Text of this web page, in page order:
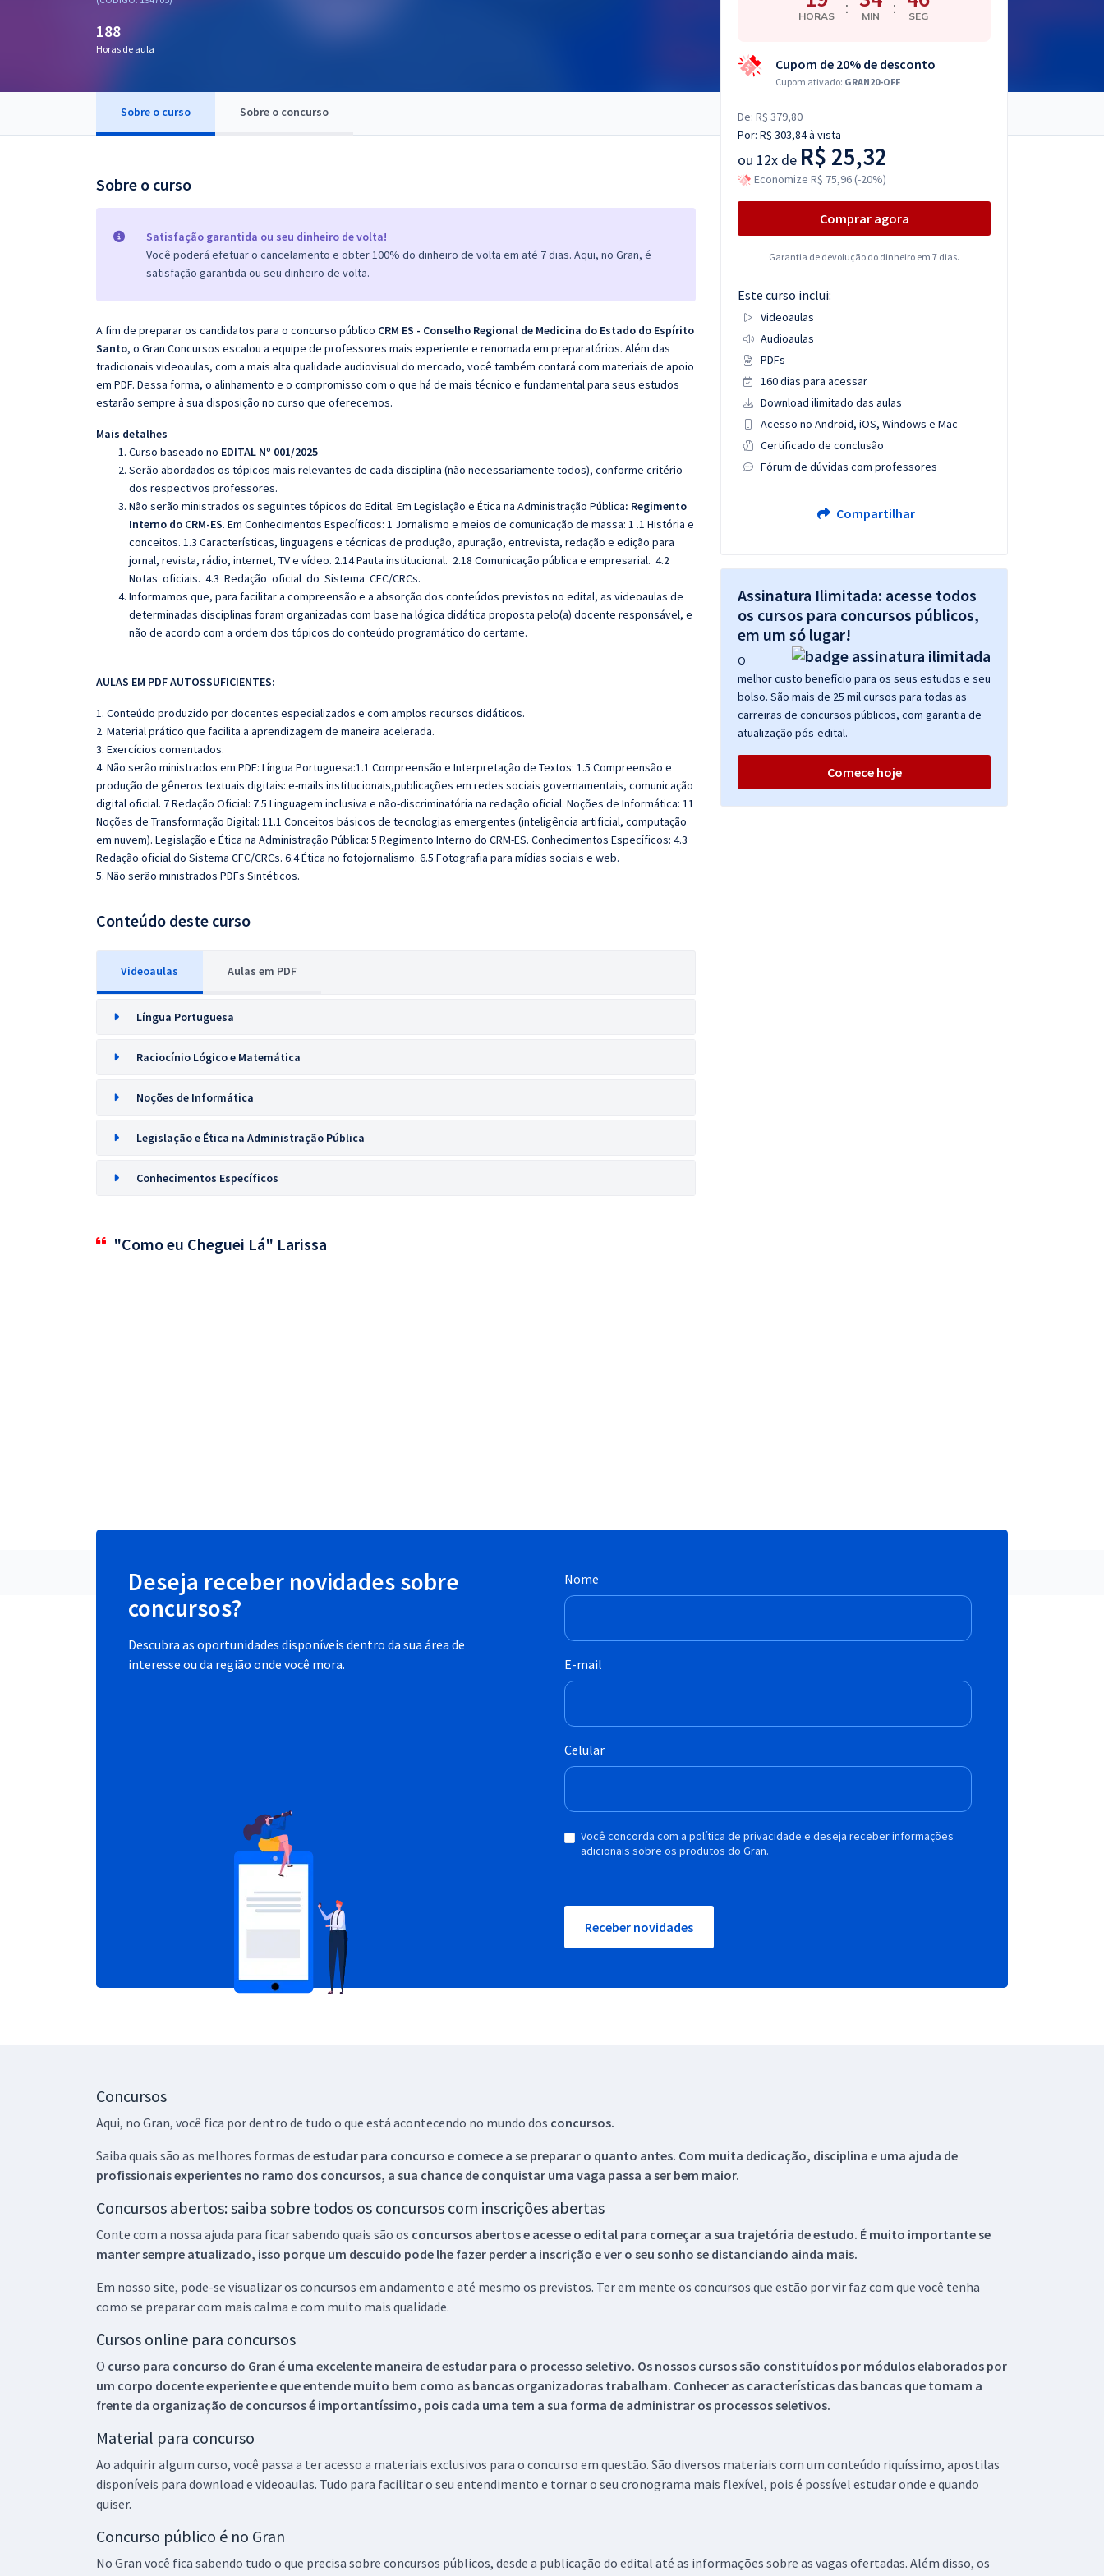
OAB
188
Horas de aula
Sobre o curso Sobre o concurso
Sobre o curso
Satisfação garantida ou seu dinheiro de volta!
Você poderá efetuar o cancelamento e obter 100% do dinheiro de volta em até 7 dias. Aqui, no Gran, é
satisfação garantida ou seu dinheiro de volta.
A fim de preparar os candidatos para o concurso público CRM ES - Conselho Regional de Medicina do Estado do Espírito
Santo, o Gran Concursos escalou a equipe de professores mais experiente e renomada em preparatórios. Além das
tradicionais videoaulas, com a mais alta qualidade audiovisual do mercado, você também contará com materiais de apoio
em PDF. Dessa forma, o alinhamento e o compromisso com o que há de mais técnico e fundamental para seus estudos
estarão sempre à sua disposição no curso que oferecemos.
Mais detalhes
Curso baseado no EDITAL Nº 001/2025
Serão abordados os tópicos mais relevantes de cada disciplina (não necessariamente todos), conforme critério
dos respectivos professores.
Não serão ministrados os seguintes tópicos do Edital: Em Legislação e Ética na Administração Pública: Regimento
Interno do CRM-ES. Em Conhecimentos Específicos: 1 Jornalismo e meios de comunicação de massa: 1 .1 História e
conceitos. 1.3 Características, linguagens e técnicas de produção, apuração, entrevista, redação e edição para
jornal, revista, rádio, internet, TV e vídeo. 2.14 Pauta institucional. 2.18 Comunicação pública e empresarial. 4.2
Notas oficiais. 4.3 Redação oficial do Sistema CFC/CRCs.
Informamos que, para facilitar a compreensão e a absorção dos conteúdos previstos no edital, as videoaulas de
determinadas disciplinas foram organizadas com base na lógica didática proposta pelo(a) docente responsável, e
não de acordo com a ordem dos tópicos do conteúdo programático do certame.
AULAS EM PDF AUTOSSUFICIENTES:
1. Conteúdo produzido por docentes especializados e com amplos recursos didáticos.
2. Material prático que facilita a aprendizagem de maneira acelerada.
3. Exercícios comentados.
4. Não serão ministrados em PDF: Língua Portuguesa:1.1 Compreensão e Interpretação de Textos: 1.5 Compreensão e
produção de gêneros textuais digitais: e-mails institucionais,publicações em redes sociais governamentais, comunicação
digital oficial. 7 Redação Oficial: 7.5 Linguagem inclusiva e não-discriminatória na redação oficial. Noções de Informática: 11
Noções de Transformação Digital: 11.1 Conceitos básicos de tecnologias emergentes (inteligência artificial, computação
em nuvem). Legislação e Ética na Administração Pública: 5 Regimento Interno do CRM-ES. Conhecimentos Específicos: 4.3
Redação oficial do Sistema CFC/CRCs. 6.4 Ética no fotojornalismo. 6.5 Fotografia para mídias sociais e web.
5. Não serão ministrados PDFs Sintéticos.
Conteúdo deste curso
Videoaulas Aulas em PDF
Língua Portuguesa
Raciocínio Lógico e Matemática
Noções de Informática
Legislação e Ética na Administração Pública
Conhecimentos Específicos
"Como eu Cheguei Lá" Larissa
HORAS : MIN : SEG
Cupom de 20% de desconto
Cupom ativado: GRAN20-OFF
De: R$ 379,80
Por: R$ 303,84à vista
ou 12x de R$ 25,32
Economize R$ 75,96 (-20%)
Comprar agora
Garantia de devolução do dinheiro em 7 dias.
Este curso inclui:
Videoaulas
Audioaulas
PDFs
160 dias para acessar
Download ilimitado das aulas
Acesso no Android, iOS, Windows e Mac
Certificado de conclusão
Fórum de dúvidas com professores
Compartilhar
Assinatura Ilimitada: acesse todos
os cursos para concursos públicos,
em um só lugar!
O
melhor custo benefício para os seus estudos e seu
bolso. São mais de 25 mil cursos para todas as
carreiras de concursos públicos, com garantia de
atualização pós-edital.
Comece hoje
Deseja receber novidades sobre
concursos?
Descubra as oportunidades disponíveis dentro da sua área de
interesse ou da região onde você mora.
Nome
E-mail
Celular
Você concorda com a política de privacidade e deseja receber informações
adicionais sobre os produtos do Gran.
Receber novidades
Concursos
Aqui, no Gran, você fica por dentro de tudo o que está acontecendo no mundo dos concursos.
Saiba quais são as melhores formas de estudar para concurso e comece a se preparar o quanto antes. Com muita dedicação, disciplina e uma ajuda de
profissionais experientes no ramo dos concursos, a sua chance de conquistar uma vaga passa a ser bem maior.
Concursos abertos: saiba sobre todos os concursos com inscrições abertas
Conte com a nossa ajuda para ficar sabendo quais são os concursos abertos e acesse o edital para começar a sua trajetória de estudo. É muito importante se
manter sempre atualizado, isso porque um descuido pode lhe fazer perder a inscrição e ver o seu sonho se distanciando ainda mais.
Em nosso site, pode-se visualizar os concursos em andamento e até mesmo os previstos. Ter em mente os concursos que estão por vir faz com que você tenha
como se preparar com mais calma e com muito mais qualidade.
Cursos online para concursos
O curso para concurso do Gran é uma excelente maneira de estudar para o processo seletivo. Os nossos cursos são constituídos por módulos elaborados por
um corpo docente experiente e que entende muito bem como as bancas organizadoras trabalham. Conhecer as características das bancas que tomam a
frente da organização de concursos é importantíssimo, pois cada uma tem a sua forma de administrar os processos seletivos.
Material para concurso
Ao adquirir algum curso, você passa a ter acesso a materiais exclusivos para o concurso em questão. São diversos materiais com um conteúdo riquíssimo, apostilas
disponíveis para download e videoaulas. Tudo para facilitar o seu entendimento e tornar o seu cronograma mais flexível, pois é possível estudar onde e quando
quiser.
Concurso público é no Gran
No Gran você fica sabendo tudo o que precisa sobre concursos públicos, desde a publicação do edital até as informações sobre as vagas ofertadas. Além disso, os